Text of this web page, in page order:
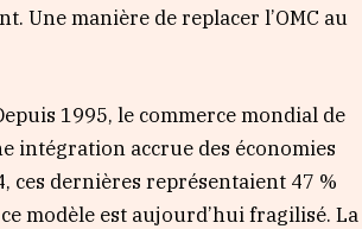
Une manière de replacer l’OMC au
1995, le commerce mondial de
intégration accrue des économies
ces dernières représentaient 47 %
modèle est aujourd’hui fragilisé. La